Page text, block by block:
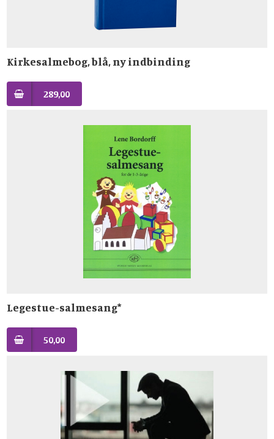
Kirkesalmebog, blå, ny indbinding
289,00
Legestue-salmesang*
50,00